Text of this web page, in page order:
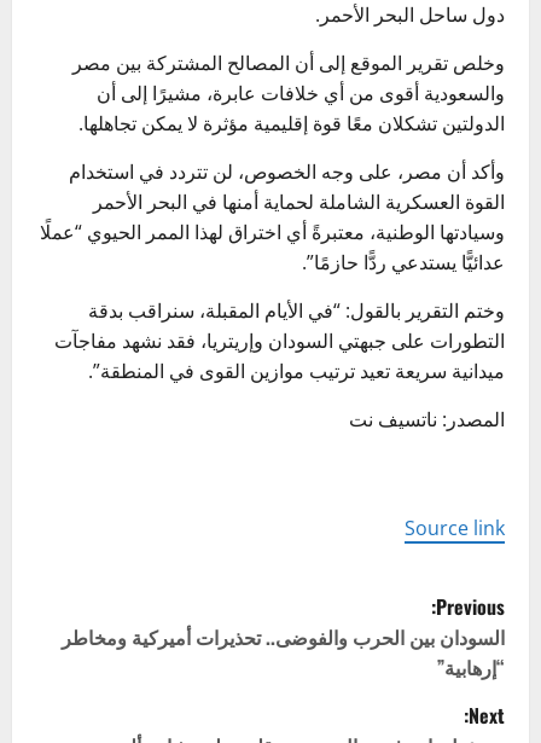
دول ساحل البحر الأحمر.
وخلص تقرير الموقع إلى أن المصالح المشتركة بين مصر
والسعودية أقوى من أي خلافات عابرة، مشيرًا إلى أن
الدولتين تشكلان معًا قوة إقليمية مؤثرة لا يمكن تجاهلها.
وأكد أن مصر، على وجه الخصوص، لن تتردد في استخدام
القوة العسكرية الشاملة لحماية أمنها في البحر الأحمر
وسيادتها الوطنية، معتبرةً أي اختراق لهذا الممر الحيوي “عملًا
عدائيًّا يستدعي ردًّا حازمًا”.
وختم التقرير بالقول: “في الأيام المقبلة، سنراقب بدقة
التطورات على جبهتي السودان وإريتريا، فقد نشهد مفاجآت
ميدانية سريعة تعيد ترتيب موازين القوى في المنطقة”.
المصدر: ناتسيف نت
Source link
P
o
s
Previous:
السودان بين الحرب والفوضى.. تحذيرات أميركية ومخاطر
“إرهابية”
Next: